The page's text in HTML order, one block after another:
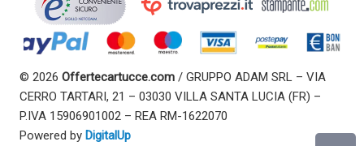
© 2026 Offertecartucce.com / GRUPPO ADAM SRL – VIA
CERRO TARTARI, 21 – 03030 VILLA SANTA LUCIA (FR) –
P.IVA 15906901002 – REA RM-1622070
Powered by DigitalUp